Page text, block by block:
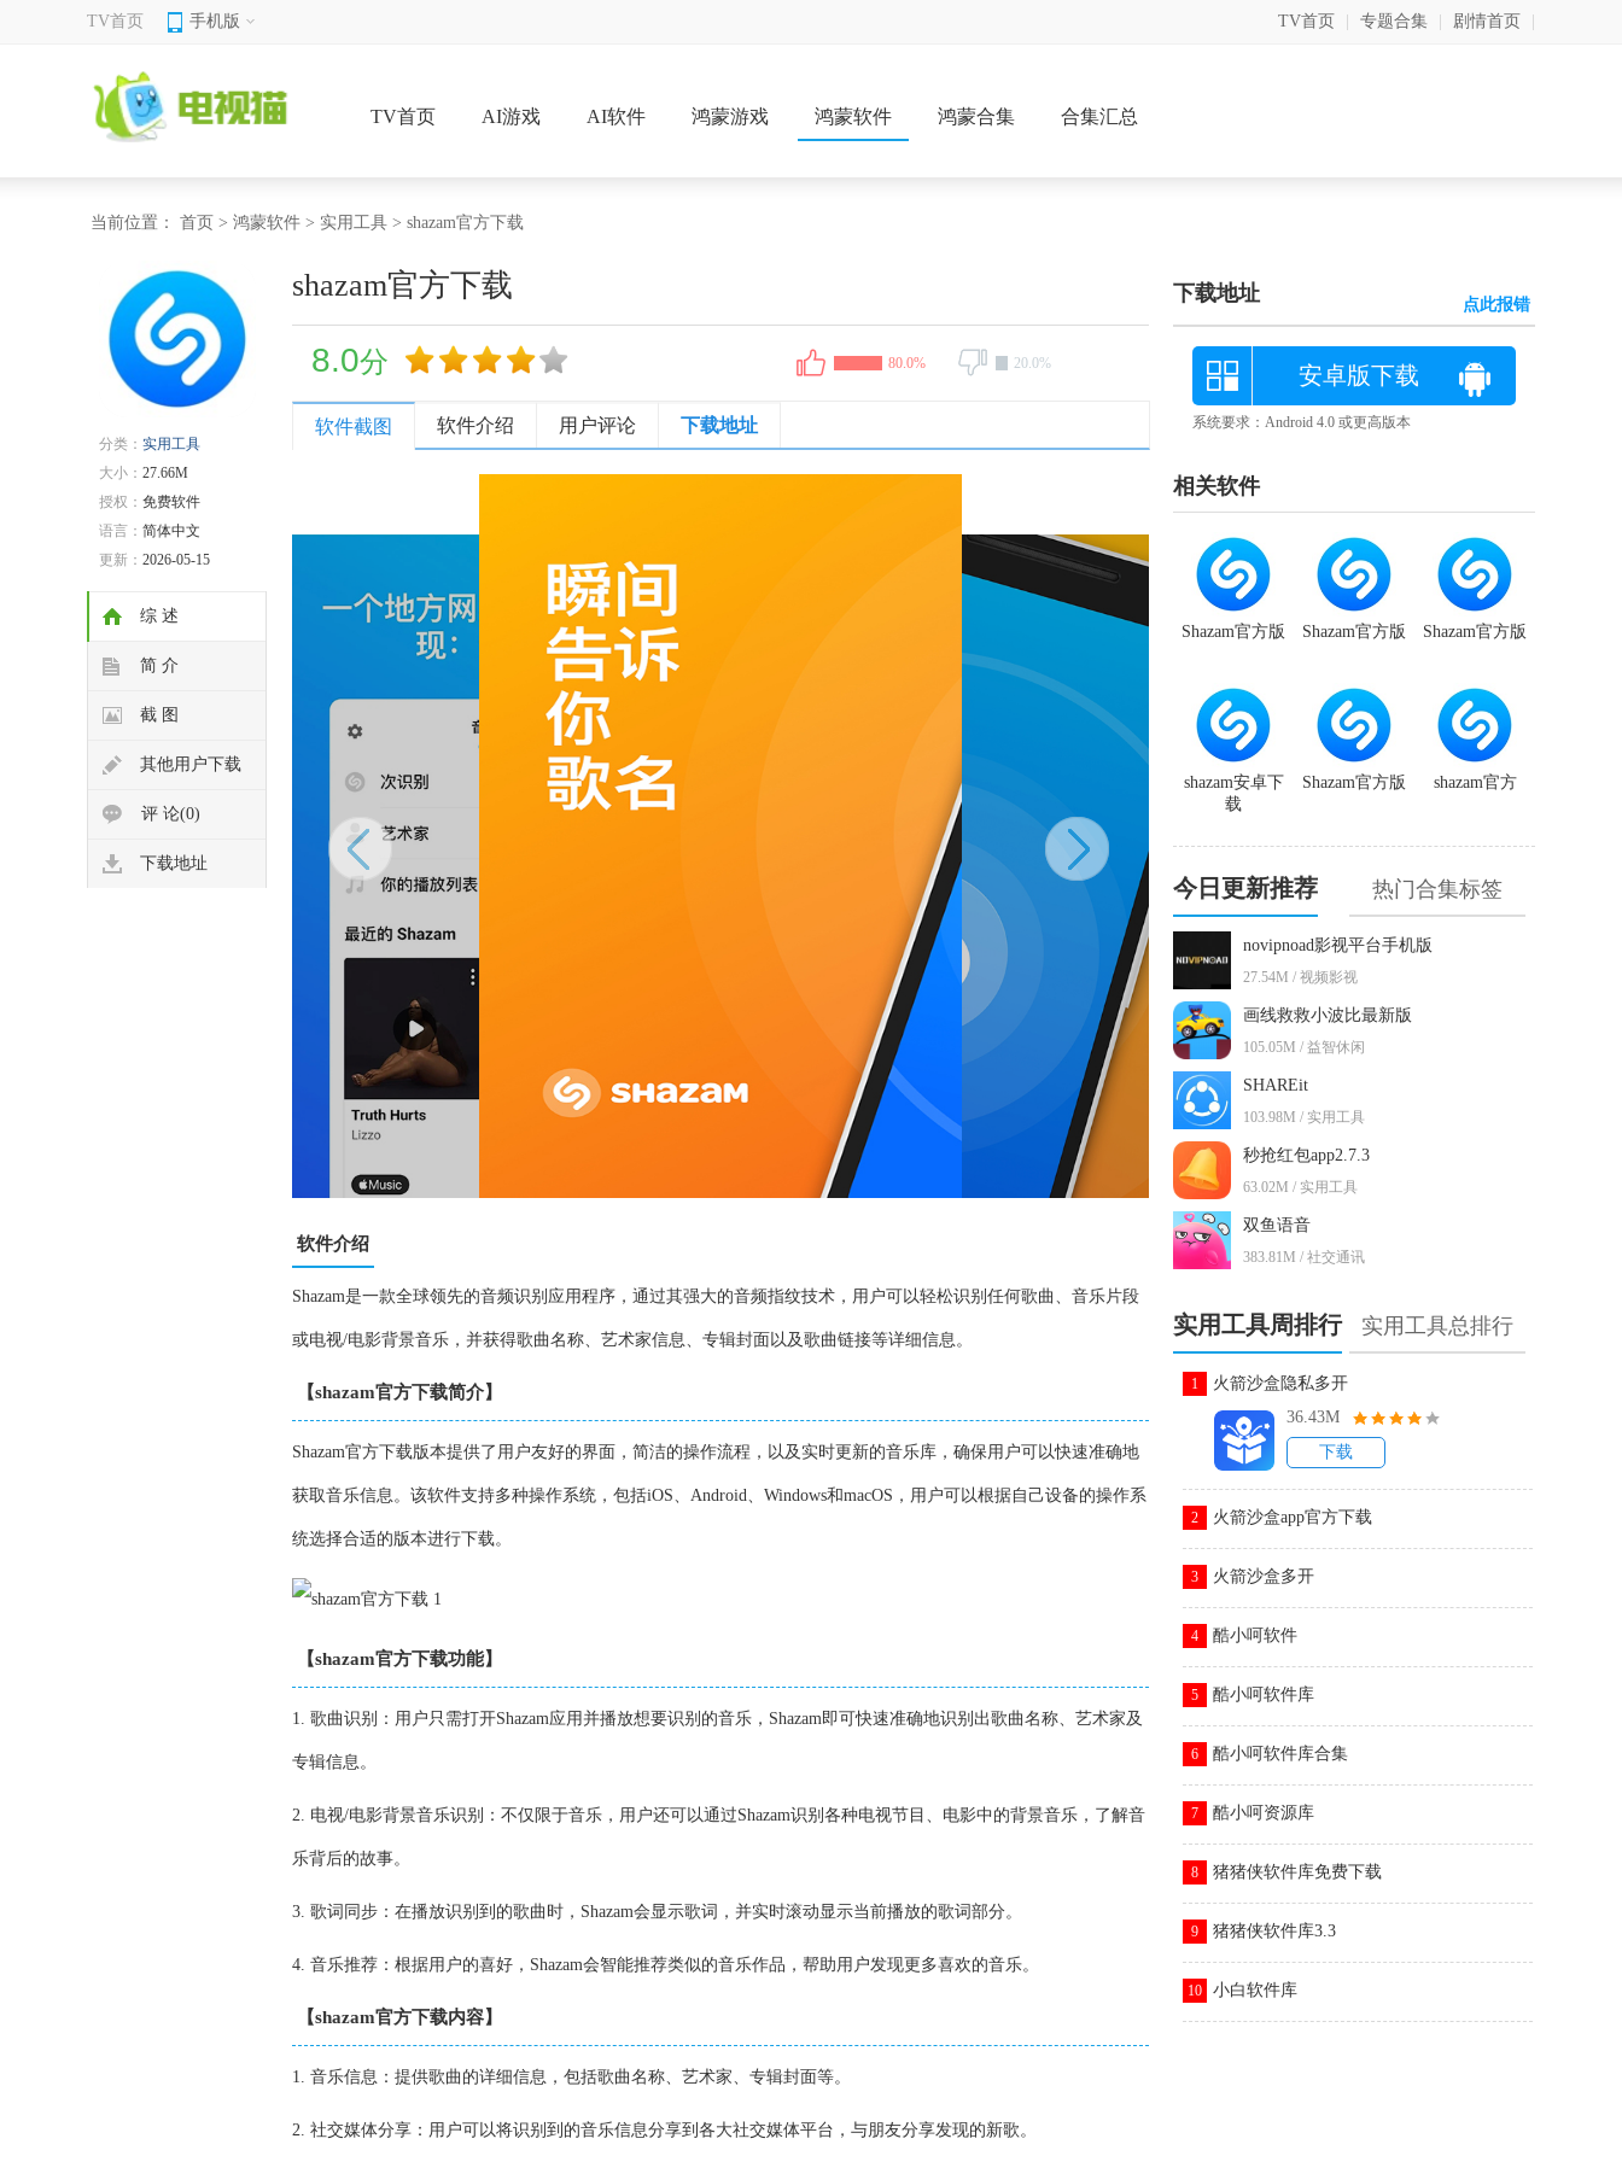
TV首页 手机版 TV首页 专题合集 剧情首页
TV首页 AI游戏 AI软件 鸿蒙游戏 鸿蒙软件 鸿蒙合集 合集汇总
当前位置： 首页 > 鸿蒙软件 > 实用工具 > shazam官方下载
分类： 实用工具
大小： 27.66M
授权： 免费软件
语言： 简体中文
更新： 2026-05-15
综 述
简 介
截 图
其他用户下载
评 论(0)
下载地址
shazam官方下载
8.0分 80.0% 20.0%
软件截图 软件介绍 用户评论 下载地址
软件介绍
Shazam是一款全球领先的音频识别应用程序，通过其强大的音频指纹技术，用户可以轻松识别任何歌曲、音乐片段
或电视/电影背景音乐，并获得歌曲名称、艺术家信息、专辑封面以及歌曲链接等详细信息。
【shazam官方下载简介】
Shazam官方下载版本提供了用户友好的界面，简洁的操作流程，以及实时更新的音乐库，确保用户可以快速准确地
获取音乐信息。该软件支持多种操作系统，包括iOS、Android、Windows和macOS，用户可以根据自己设备的操作系
统选择合适的版本进行下载。
【shazam官方下载功能】
1. 歌曲识别：用户只需打开Shazam应用并播放想要识别的音乐，Shazam即可快速准确地识别出歌曲名称、艺术家及
专辑信息。
2. 电视/电影背景音乐识别：不仅限于音乐，用户还可以通过Shazam识别各种电视节目、电影中的背景音乐，了解音
乐背后的故事。
3. 歌词同步：在播放识别到的歌曲时，Shazam会显示歌词，并实时滚动显示当前播放的歌词部分。
4. 音乐推荐：根据用户的喜好，Shazam会智能推荐类似的音乐作品，帮助用户发现更多喜欢的音乐。
【shazam官方下载内容】
1. 音乐信息：提供歌曲的详细信息，包括歌曲名称、艺术家、专辑封面等。
2. 社交媒体分享：用户可以将识别到的音乐信息分享到各大社交媒体平台，与朋友分享发现的新歌。
下载地址 点此报错
安卓版下载
系统要求：Android 4.0 或更高版本
相关软件
Shazam官方版
Shazam官方版
Shazam官方版
shazam官方
Shazam官方版
shazam安卓下
载
今日更新推荐 热门合集标签
novipnoad影视平台手机版
27.54M / 视频影视
画线救救小波比最新版
105.05M / 益智休闲
SHAREit
103.98M / 实用工具
秒抢红包app2.7.3
63.02M / 实用工具
双鱼语音
383.81M / 社交通讯
实用工具周排行 实用工具总排行
1
火箭沙盒隐私多开
36.43M
下载
2 火箭沙盒app官方下载
3 火箭沙盒多开
4 酷小呵软件
5 酷小呵软件库
6 酷小呵软件库合集
7 酷小呵资源库
8 猪猪侠软件库免费下载
9 猪猪侠软件库3.3
10 小白软件库